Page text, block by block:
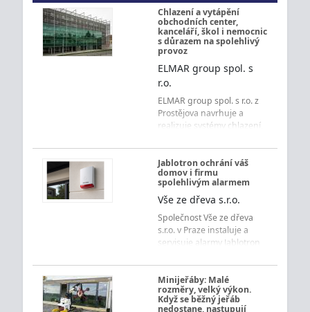
Chlazení a vytápění
obchodních center,
kanceláří, škol i nemocnic
s důrazem na spolehlivý
provoz
ELMAR group spol. s
r.o.
ELMAR group spol. s r.o. z
Prostějova navrhuje a
realizuje systémy chlazení,
a měření s regulací pro
obchodní centra,
kancelářské budovy, školy,
nemocnice i ubytovací
zařízení s důrazem na
úsporu energií a spolehlivý
provoz.
Jablotron ochrání váš
domov i firmu
spolehlivým alarmem
Vše ze dřeva s.r.o.
Společnost Vše ze dřeva
s.r.o. v Praze instaluje a
servisuje alarmy Jablotron
Získejte přehledné
ovládání, rychlé
upozornění a jistotu každý
den.
Minijeřáby: Malé
rozměry, velký výkon.
Když se běžný jeřáb
nedostane, nastupují